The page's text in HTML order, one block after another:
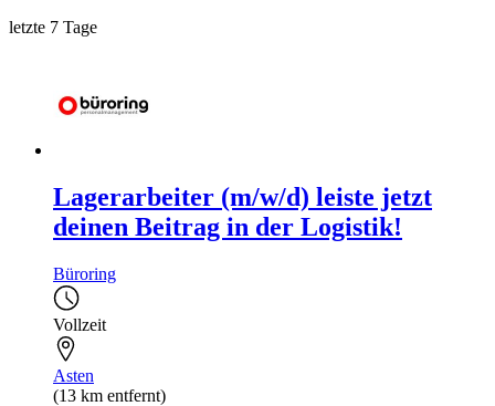
letzte 7 Tage
Lagerarbeiter (m/w/d) leiste jetzt
deinen Beitrag in der Logistik!
Büroring
Vollzeit
Asten
(13 km entfernt)